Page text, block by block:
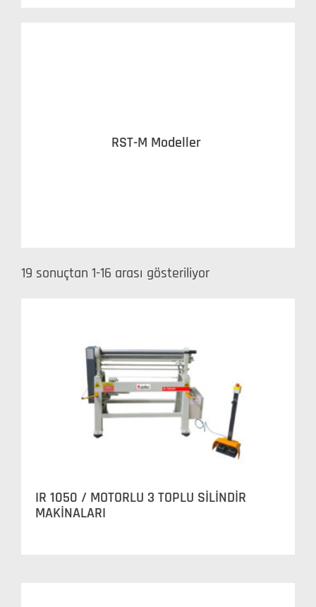
RST-M Modeller
19 sonuçtan 1-16 arası gösteriliyor
IR 1050 / MOTORLU 3 TOPLU SİLİNDİR
MAKİNALARI